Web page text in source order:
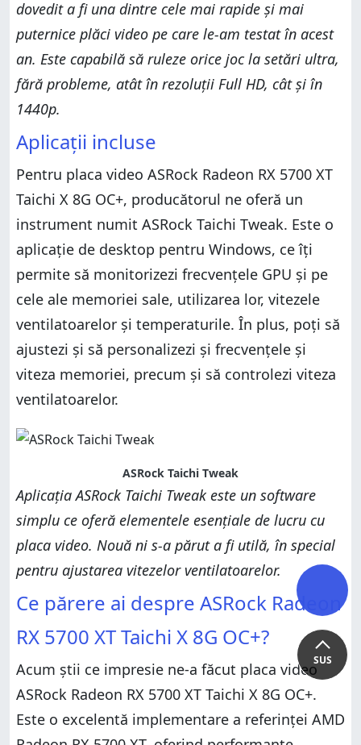
SUS
dovedit a fi una dintre cele mai rapide și mai
puternice plăci video pe care le-am testat în acest
an. Este capabilă să ruleze orice joc la setări ultra,
fără probleme, atât în rezoluții Full HD, cât și în
1440p.
Aplicații incluse
Pentru placa video ASRock Radeon RX 5700 XT
Taichi X 8G OC+, producătorul ne oferă un
instrument numit ASRock Taichi Tweak. Este o
aplicație de desktop pentru Windows, ce îți
permite să monitorizezi frecvențele GPU și pe
cele ale memoriei sale, utilizarea lor, vitezele
ventilatoarelor și temperaturile. În plus, poți să
ajustezi și să personalizezi și frecvențele și
viteza memoriei, precum și să controlezi viteza
ventilatoarelor.
ASRock Taichi Tweak
Aplicația ASRock Taichi Tweak este un software
simplu ce oferă elementele esențiale de lucru cu
placa video. Nouă ni s-a părut a fi utilă, în special
pentru ajustarea vitezelor ventilatoarelor.
Ce părere ai despre ASRock Radeon
RX 5700 XT Taichi X 8G OC+?
Acum știi ce impresie ne-a făcut placa video
ASRock Radeon RX 5700 XT Taichi X 8G OC+.
Este o excelentă implementare a referinței AMD